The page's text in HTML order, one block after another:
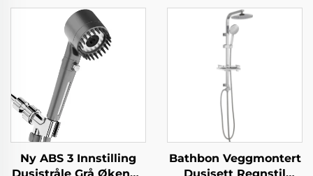
Metallslange, Enkel -
Rensing, Ingen -
Boring Selvfast
Adhesive Bracket
Tykk Varig Silicone
Anti
Blokkeringsdusjstråler
for Enkel Rensning
Ny ABS 3 Innstilling
Bathbon Veggmontert